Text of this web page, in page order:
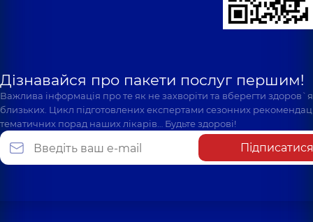
Дізнавайся про пакети послуг першим!
Важлива інформація про те як не захворіти та вберегти
близьких. Цикл підготовлених експертами сезонних
тематичних порад наших лікарів… Будьте здорові!
Підписатися